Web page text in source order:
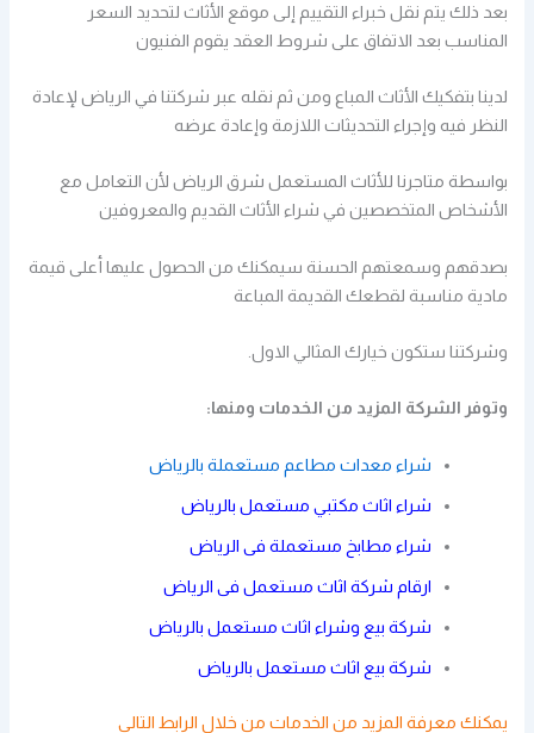
بعد ذلك يتم نقل خبراء التقييم إلى موقع الأثاث لتحديد السعر
المناسب بعد الاتفاق على شروط العقد يقوم الفنيون
لدينا بتفكيك الأثاث المباع ومن ثم نقله عبر شركتنا في الرياض لإعادة
النظر فيه وإجراء التحديثات اللازمة وإعادة عرضه
بواسطة متاجرنا للأثاث المستعمل شرق الرياض لأن التعامل مع
الأشخاص المتخصصين في شراء الأثاث القديم والمعروفين
بصدقهم وسمعتهم الحسنة سيمكنك من الحصول عليها أعلى قيمة
مادية مناسبة لقطعك القديمة المباعة
وشركتنا ستكون خيارك المثالي الاول.
وتوفر الشركة المزيد من الخدمات ومنها:
شراء معدات مطاعم مستعملة بالرياض
شراء اثاث مكتبي مستعمل بالرياض
شراء مطابخ مستعملة فى الرياض
ارقام شركة اثاث مستعمل فى الرياض
شركة بيع وشراء اثاث مستعمل بالرياض
شركة بيع اثاث مستعمل بالرياض
يمكنك معرفة المزيد من الخدمات من خلال الرابط التالى